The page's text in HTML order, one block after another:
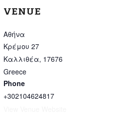
VENUE
Αθήνα
Κρέμου 27
Καλλιθέα, 17676
Greece
Phone
+302104624817